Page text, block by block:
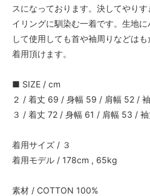
スになっております。決してやり
イリングに馴染む一着です。生地
して使用しても首や袖周りなどは
着用頂けます。
■ SIZE / cm
２ / 着丈 69 / 身幅 59 / 肩幅 52 /
３ / 着丈 72 / 身幅 61 / 肩幅 53 /
着用サイズ / ３
着用モデル / 178cm , 65kg
素材 / COTTON 100%